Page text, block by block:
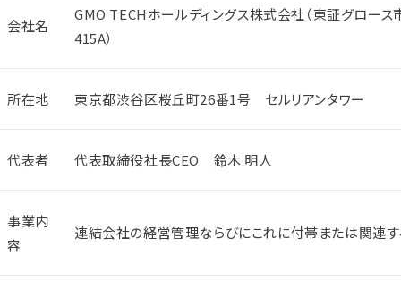
会社名
GMO TECHホールディングス株式会社（東証グロー
415A）
所在地 東京都渋谷区桜丘町26番1号 セルリアンタワー
代表者 代表取締役社長CEO 鈴木 明人
事業内
容
連結会社の経営管理ならびにこれに付帯または関連